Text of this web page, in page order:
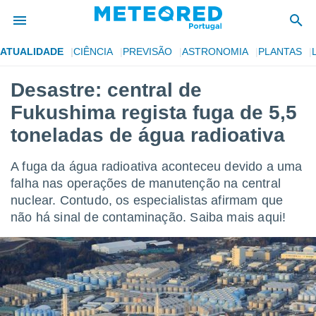
da
foi
para
fornecidas
a este
e
forma
digital
ATUALIDADE CIÊNCIA PREVISÃO ASTRONOMIA PLANTAS
Desastre: central de
Fukushima regista fuga de 5,5
toneladas de água radioativa
A fuga da água radioativa aconteceu devido a uma
falha nas operações de manutenção na central
nuclear. Contudo, os especialistas afirmam que
não há sinal de contaminação. Saiba mais aqui!